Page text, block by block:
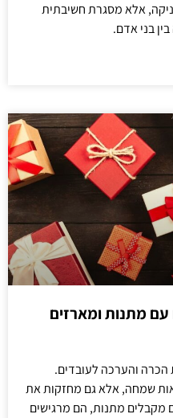
אלא מסגרת חשיבתית
בני אדם.
מתנות ומארזים
הכרה והערכה לעובדים.
שמחה, אלא גם מחזקות את
מקבלים מתנות, הם מרגישים